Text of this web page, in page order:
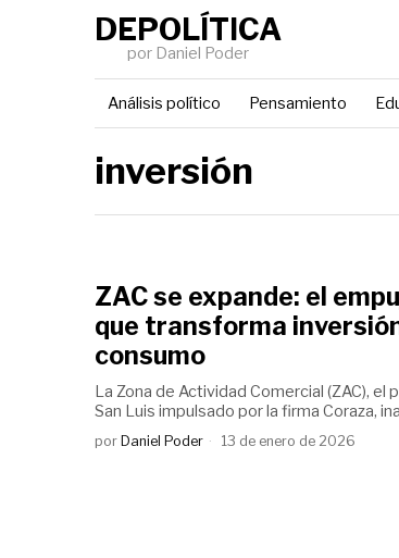
DEPOLÍTICA
por Daniel Poder
Análisis político Pensamiento
inversión
ZAC se expande: el
que transforma
consumo
La Zona de Actividad Comercial (ZAC),
San Luis impulsado por la firma Coraza,
por Daniel Poder 13 de enero de 2026